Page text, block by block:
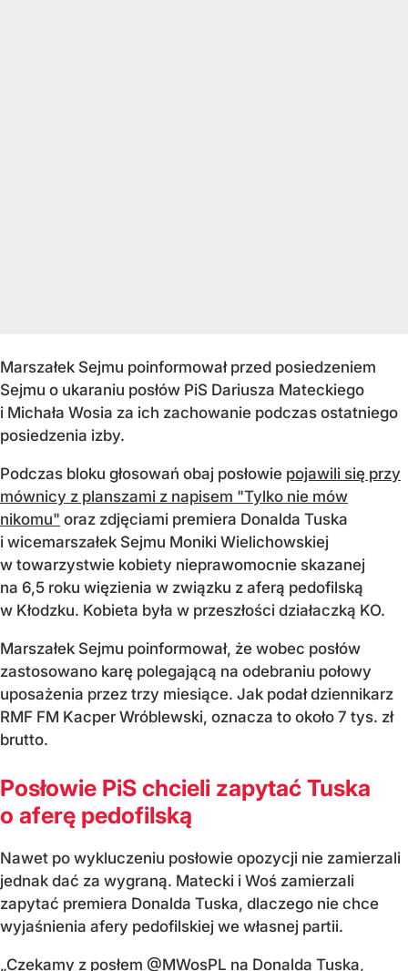
Marszałek Sejmu poinformował przed posiedzeniem
Sejmu o ukaraniu posłów PiS Dariusza Mateckiego
i Michała Wosia za ich zachowanie podczas ostatniego
posiedzenia izby.
Podczas bloku głosowań obaj posłowie pojawili się przy
mównicy z planszami z napisem "Tylko nie mów
nikomu" oraz zdjęciami premiera Donalda Tuska
i wicemarszałek Sejmu Moniki Wielichowskiej
w towarzystwie kobiety nieprawomocnie skazanej
na 6,5 roku więzienia w związku z aferą pedofilską
w Kłodzku. Kobieta była w przeszłości działaczką KO.
Marszałek Sejmu poinformował, że wobec posłów
zastosowano karę polegającą na odebraniu połowy
uposażenia przez trzy miesiące. Jak podał dziennikarz
RMF FM Kacper Wróblewski, oznacza to około 7 tys. zł
brutto.
Posłowie PiS chcieli zapytać Tuska
o aferę pedofilską
Nawet po wykluczeniu posłowie opozycji nie zamierzali
jednak dać za wygraną. Matecki i Woś zamierzali
zapytać premiera Donalda Tuska, dlaczego nie chce
wyjaśnienia afery pedofilskiej we własnej partii.
„Czekamy z posłem @MWosPL na Donalda Tuska,